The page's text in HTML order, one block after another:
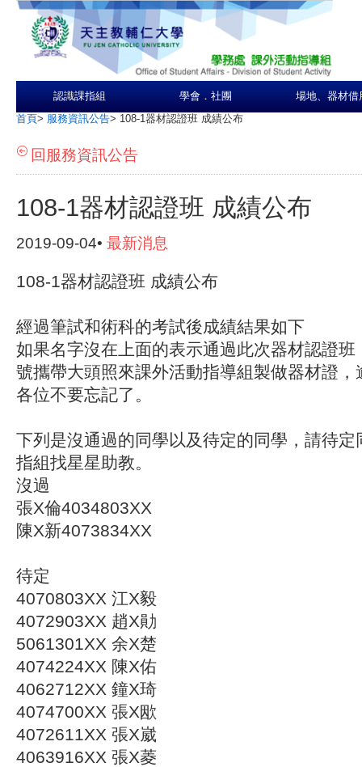
認識課指組 學會．社團 場地、器材借
首頁> 服務資訊公告> 108-1器材認證班 成績公布
回服務資訊公告
108-1器材認證班 成績公布
2019-09-04• 最新消息
108-1器材認證班 成績公布
經過筆試和術科的考試後成績結果如下
如果名字沒在上面的表示通過此次器材認證
號攜帶大頭照來課外活動指導組製做器材證，
各位不要忘記了。
下列是沒通過的同學以及待定的同學，請待
指組找星星助教。
沒過
張X倫4034803XX
陳X新4073834XX
待定
4070803XX 江X毅
4072903XX 趙X勛
5061301XX 余X楚
4074224XX 陳X佑
4062712XX 鐘X琦
4074700XX 張X欭
4072611XX 張X崴
4063916XX 張X菱